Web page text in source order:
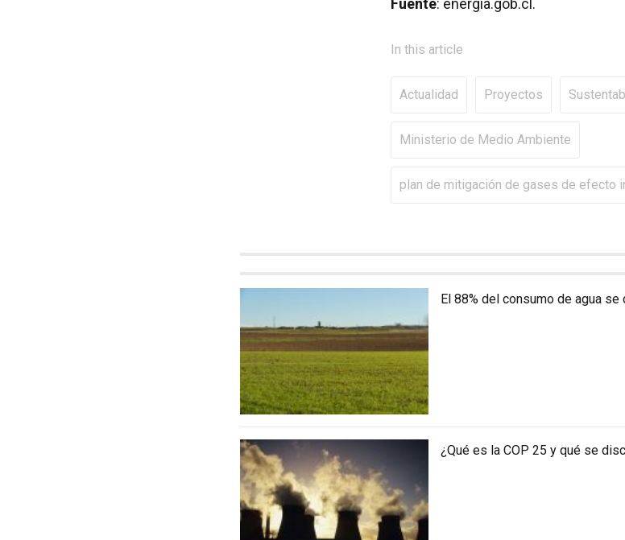
Fuente: energia.gob.cl.
In this article
Actualidad Proyectos
Ministerio de Medio Ambiente
plan de mitigación de gases de efecto
El 88% del consumo de agua
¿Qué es la COP 25 y qué se